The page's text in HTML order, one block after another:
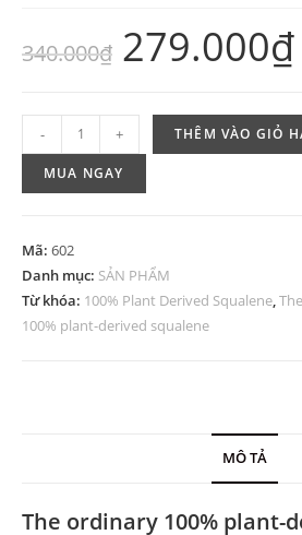
340.000₫ 279.000₫
-
The
Ordinary
100%
Squalene
(Tinh
chất
+ THÊM VÀO GIỎ
MUA NGAY
Mã: 602
Danh mục: SẢN PHẨM
Từ khóa: 100% Plant Derived Squalene,
100% plant-derived squalene
MÔ TẢ
The ordinary 100% plant-